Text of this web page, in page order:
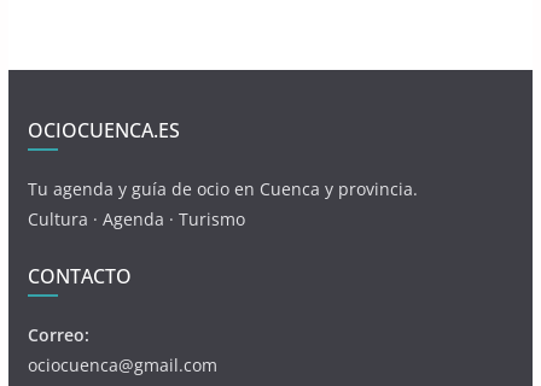
OCIOCUENCA.ES
Tu agenda y guía de ocio en Cuenca y provincia.
Cultura · Agenda · Turismo
CONTACTO
Correo:
ociocuenca@gmail.com